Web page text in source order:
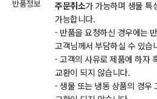
반품정보
주문취소가 가능하며 생물 특
가능합니다.
- 반품을 요청하신 경우에는
고객님께서 부담하실 수 있습
- 고객의 사유로 제품에 하자
교환이 되지 않습니다.
- 생물 또는 냉동 상품의 경우